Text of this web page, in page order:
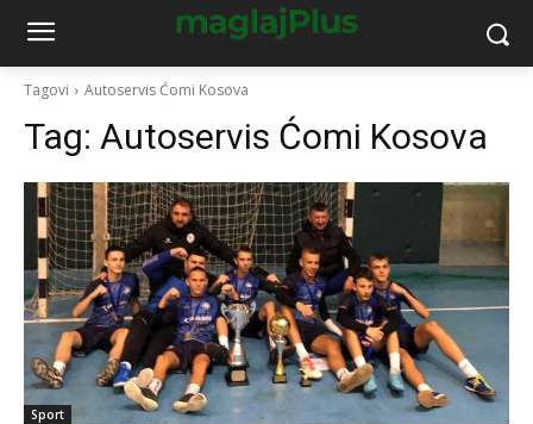
Tagovi Autoservis Ćomi Kosova
Tag: Autoservis Ćomi Kosova
Sport